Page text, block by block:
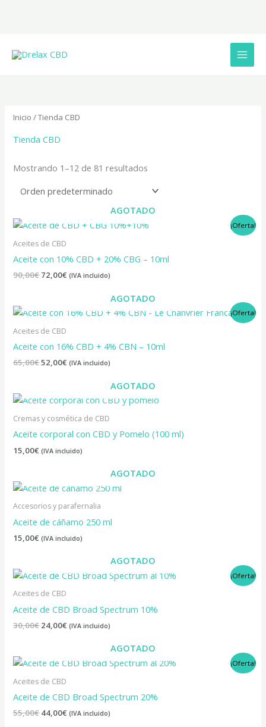
Inicio / Tienda CBD
Tienda CBD
Mostrando 1–12 de 81 resultados
¡Oferta!
AGOTADO
Aceites de CBD
Aceite con 10% CBD + 20% CBG – 10ml
90,00€
El
original
90,00€.
72,00€
El
72,00€.
(IVA incluido)
¡Oferta!
AGOTADO
Aceites de CBD
Aceite con 16% CBD + 4% CBN – 10ml
65,00€
El
original
65,00€.
52,00€
El
52,00€.
(IVA incluido)
AGOTADO
Cremas y cosmética de CBD
Aceite corporal con CBD y Pomelo (100 ml)
15,00€ (IVA incluido)
AGOTADO
Accesorios y parafernalia
Aceite de cáñamo 250 ml
15,00€ (IVA incluido)
¡Oferta!
AGOTADO
Aceites de CBD
Aceite de CBD Broad Spectrum 10%
30,00€
El
original
30,00€.
24,00€
El
24,00€.
(IVA incluido)
¡Oferta!
AGOTADO
Aceites de CBD
Aceite de CBD Broad Spectrum 20%
55,00€
El
original
55,00€.
44,00€
El
44,00€.
(IVA incluido)